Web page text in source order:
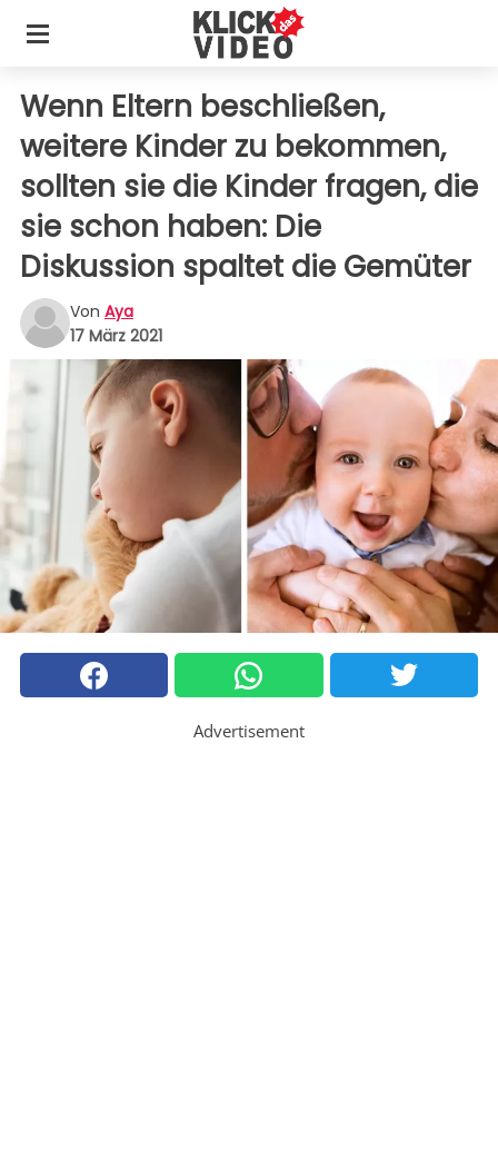
Wenn Eltern beschließen,
weitere Kinder zu bekommen,
sollten sie die Kinder fragen, die
sie schon haben: Die
Diskussion spaltet die Gemüter
Von Aya
17 März 2021
Advertisement